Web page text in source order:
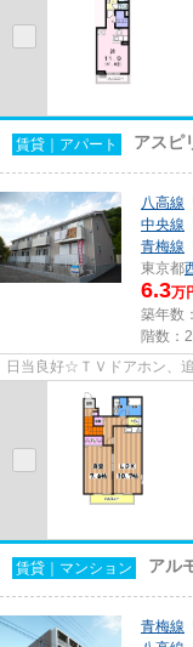
賃貸｜アパート アスピ
八高線
中央線
青梅線
東京都
6.3万
築年数
階数：
日当良好☆ＴＶドアホン、
賃貸｜マンション アル
青梅線